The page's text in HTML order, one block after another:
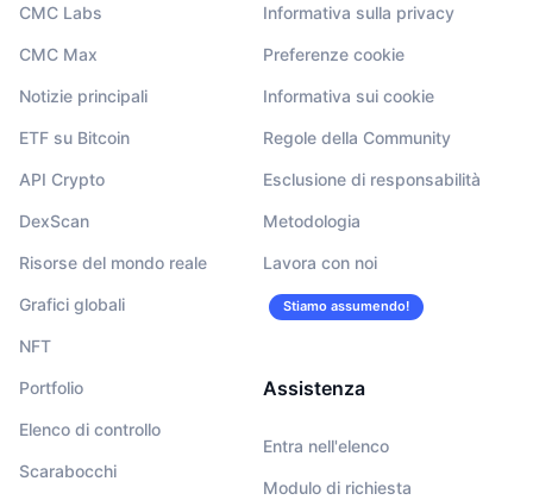
CMC Labs
CMC Max
Notizie principali
ETF su Bitcoin
API Crypto
DexScan
Risorse del mondo reale
Grafici globali
NFT
Portfolio
Elenco di controllo
Scarabocchi
Informativa sulla privacy
Preferenze cookie
Informativa sui cookie
Regole della Community
Esclusione di responsabilità
Metodologia
Lavora con noi
Stiamo assumendo!
Assistenza
Entra nell'elenco
Modulo di richiesta